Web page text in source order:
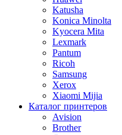
Katusha
Konica Minolta
Kyocera Mita
Lexmark
Pantum
Ricoh
Samsung
Xerox
Xiaomi Mijia
Каталог принтеров
Avision
Brother